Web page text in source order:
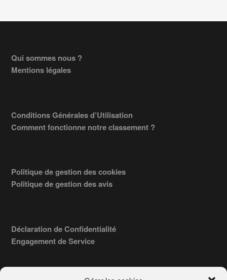
Footer
Qui sommes nous ?
Mentions légales
Conditions Générales d’Utilisation
Comment fonctionne notre classement ?
Politique de gestion des cookies
Politique de gestion des avis
Déclaration de Confidentialité
Engagement de Service